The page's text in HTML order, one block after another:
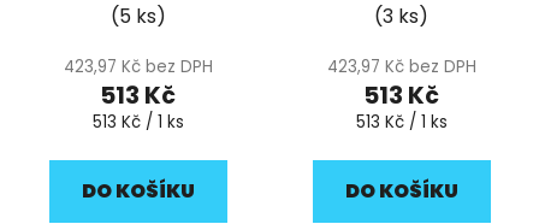
(5 ks)
423,97 Kč bez DPH
513 Kč
Měrná
513 Kč / 1 ks
DO KOŠÍKU
(3 ks)
423,97 Kč bez DPH
513 Kč
Měrná
513 Kč / 1 ks
DO KOŠÍKU